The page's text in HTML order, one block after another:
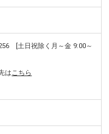
[土日祝除く月～金 9:00～
はこちら